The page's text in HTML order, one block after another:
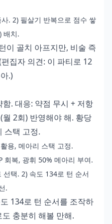
. 2) 필살기 반복으로 점수 쌓
배치.
이 골치 아프지만, 비술 즉
집자 의견: 이 파티로 12
.)
. 대응: 약점 무시 + 저항
2회) 반영해야 해. 황당
스택 고정.
용, 메아리 스택 고정.
회복, 광휘 50% 메아리 부여.
선택. 2) 속도 134로 턴 순서
.
134로 턴 순서를 조작하
충분히 해볼 만해.